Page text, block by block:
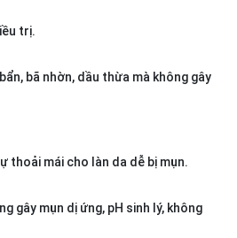
trị.
bã nhờn, dầu thừa mà không gây
thoải mái cho làn da dễ bị mụn.
gây mụn dị ứng, pH sinh lý, không